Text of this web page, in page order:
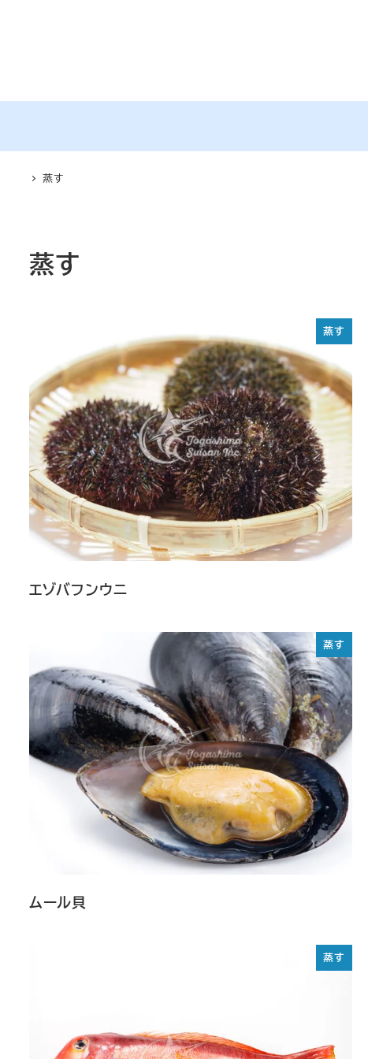
ン
ン
蒸す
蒸す
蒸す
エゾバフンウニ
蒸す
ムール貝
蒸す